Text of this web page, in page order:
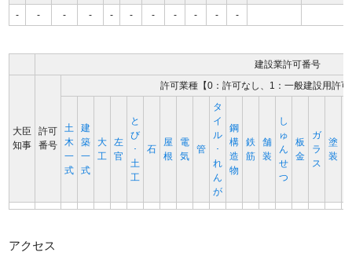
- - - - - - - - - - -
建設業許可番号
大臣
知事
許可
番号
許可業種【0：許可なし、1：一般建設用許
土
木
一
式
建
築
一
式
大
工
左
官
と
び
･
土
工
石
屋
根
電
気
管
タ
イ
ル
･
れ
ん
が
鋼
構
造
物
鉄
筋
舗
装
し
ゅ
ん
せ
つ
板
金
ガ
ラ
ス
塗
装
アクセス